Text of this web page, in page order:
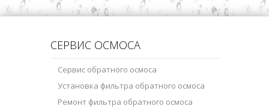
СЕРВИС ОСМОСА
Сервис обратного осмоса
Установка фильтра обратного осмоса
Ремонт фильтра обратного осмоса